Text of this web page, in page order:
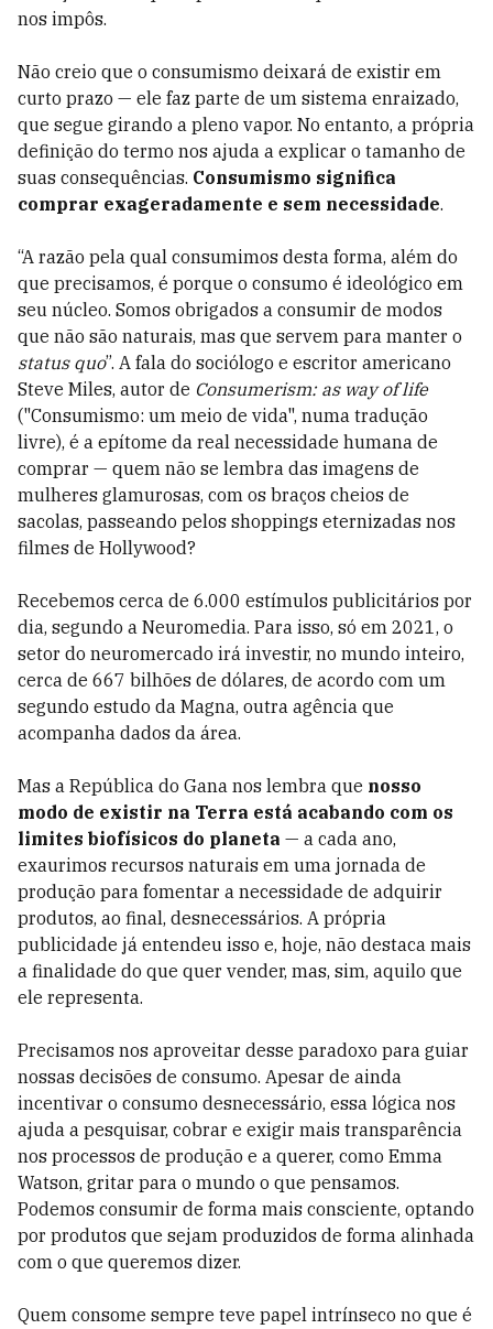
nos impôs.
Não creio que o consumismo deixará de existir em
curto prazo — ele faz parte de um sistema enraizado,
que segue girando a pleno vapor. No entanto, a própria
definição do termo nos ajuda a explicar o tamanho de
suas consequências. Consumismo significa
comprar exageradamente e sem necessidade.
“A razão pela qual consumimos desta forma, além do
que precisamos, é porque o consumo é ideológico em
seu núcleo. Somos obrigados a consumir de modos
que não são naturais, mas que servem para manter o
status quo”. A fala do sociólogo e escritor americano
Steve Miles, autor de Consumerism: as way of life
("Consumismo: um meio de vida", numa tradução
livre), é a epítome da real necessidade humana de
comprar — quem não se lembra das imagens de
mulheres glamurosas, com os braços cheios de
sacolas, passeando pelos shoppings eternizadas nos
filmes de Hollywood?
Recebemos cerca de 6.000 estímulos publicitários por
dia, segundo a Neuromedia. Para isso, só em 2021, o
setor do neuromercado irá investir, no mundo inteiro,
cerca de 667 bilhões de dólares, de acordo com um
segundo estudo da Magna, outra agência que
acompanha dados da área.
Mas a República do Gana nos lembra que nosso
modo de existir na Terra está acabando com os
limites biofísicos do planeta — a cada ano,
exaurimos recursos naturais em uma jornada de
produção para fomentar a necessidade de adquirir
produtos, ao final, desnecessários. A própria
publicidade já entendeu isso e, hoje, não destaca mais
a finalidade do que quer vender, mas, sim, aquilo que
ele representa.
Precisamos nos aproveitar desse paradoxo para guiar
nossas decisões de consumo. Apesar de ainda
incentivar o consumo desnecessário, essa lógica nos
ajuda a pesquisar, cobrar e exigir mais transparência
nos processos de produção e a querer, como Emma
Watson, gritar para o mundo o que pensamos.
Podemos consumir de forma mais consciente, optando
por produtos que sejam produzidos de forma alinhada
com o que queremos dizer.
Quem consome sempre teve papel intrínseco no que é